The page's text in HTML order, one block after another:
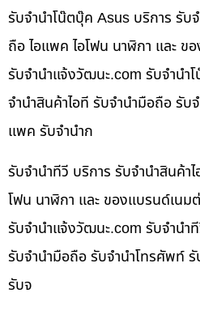
รับจำนำโน๊ตบุ๊ค Asus บริการ รับ
ถือ ไอแพค ไอโฟน นาฬิกา และ ข
รับจํานําแจ้งวัฒนะ.com รับจำนำ
จำนำสินค้าไอที รับจำนำมือถือ รับ
แพค รับจำนำก
รับจำนำทีวี บริการ รับจำนำสินค้า
โฟน นาฬิกา และ ของแบรนด์เนม
รับจํานําแจ้งวัฒนะ.com รับจำนำ
รับจำนำมือถือ รับจำนำโทรศัพท์
รับจ